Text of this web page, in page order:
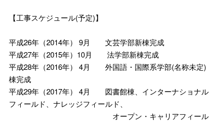
【工事スケジュール(予定)】
平成26年（2014年） 9月 文芸学部新棟完成
平成27年（2015年）10月 法学部新棟完成
平成28年（2016年） 4月 外国語・国際系学部(名称未定)
棟完成
平成29年（2017年） 4月 図書館棟、インターナショナル
フィールド、ナレッジフィールド、
オープン・キャリアフィール